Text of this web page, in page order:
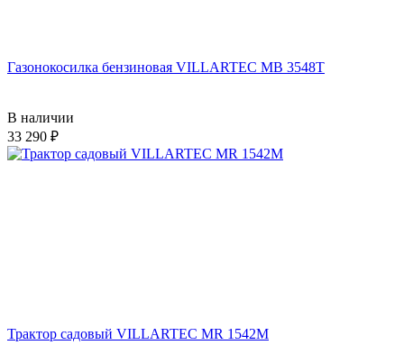
Газонокосилка бензиновая VILLARTEC MB 3548T
В наличии
33 290
Трактор садовый VILLARTEC MR 1542M